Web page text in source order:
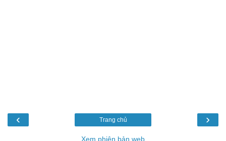
‹ ›
Trang chủ
Xem phiên bản web